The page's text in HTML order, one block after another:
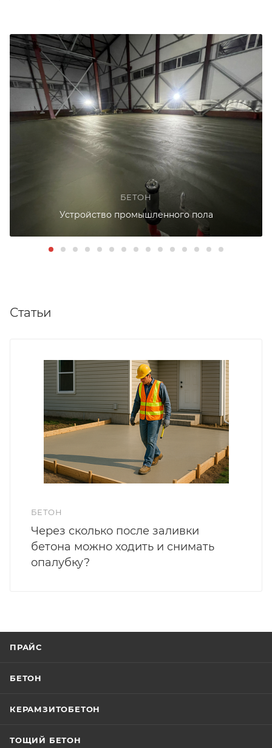
БЕТОН
Устройство промышленного пола
Статьи
БЕТОН
Через сколько после заливки
бетона можно ходить и снимать
опалубку?
ПРАЙС
БЕТОН
КЕРАМЗИТОБЕТОН
ТОЩИЙ БЕТОН